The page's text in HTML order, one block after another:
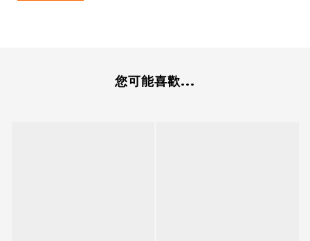
您可能喜歡...